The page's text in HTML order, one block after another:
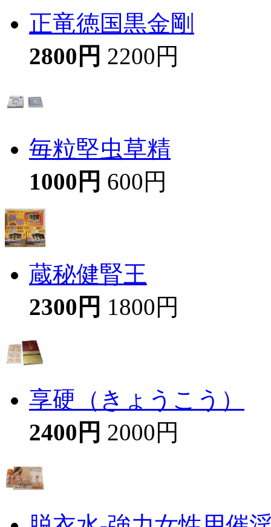
正竜徳国黒金剛
2800円 2200円
毎粒堅虫草精
1000円 600円
蔵秘健腎王
2300円 1800円
享硬（きょうこう）
2400円 2000円